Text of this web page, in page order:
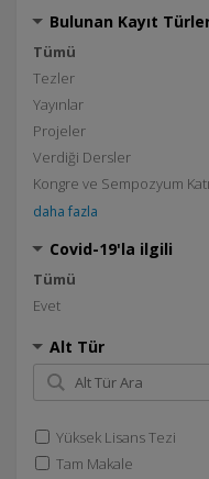
Bulunan Kayıt
Tümü
Tezler
Yayınlar
Projeler
Verdiği Dersler
Kongre ve Sempozyum
daha fazla
Covid-19'la ilgili
Tümü
Evet
Alt Tür
Yüksek Lisans Tezi
Tam Makale